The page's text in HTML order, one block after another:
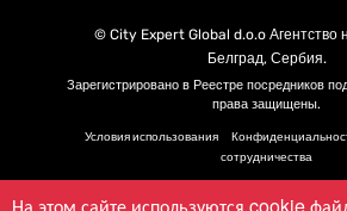
© City Expert Global d.o.o Агентство
Белград, Сербия.
Зарегистрировано в Реестре посредников
права защищены.
Условия использования
сотрудничества